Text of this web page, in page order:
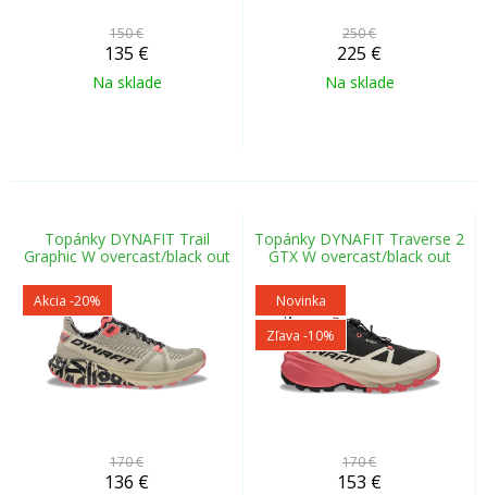
150 €
135 €
Na sklade
250 €
225 €
Na sklade
Topánky DYNAFIT Trail
Graphic W overcast/black out
Akcia -20%
170 €
136 €
Topánky DYNAFIT Traverse 2
GTX W overcast/black out
Novinka
Zľava -10%
170 €
153 €